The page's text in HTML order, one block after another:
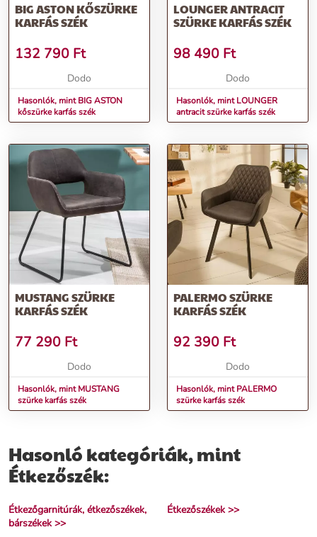
BIG ASTON KŐSZÜRKE
KARFÁS SZÉK
132 790 Ft
Dodo
Hasonlók, mint BIG ASTON
kőszürke karfás szék
LOUNGER ANTRACIT
SZÜRKE KARFÁS SZÉK
98 490 Ft
Dodo
Hasonlók, mint LOUNGER
antracit szürke karfás szék
MUSTANG SZÜRKE
KARFÁS SZÉK
77 290 Ft
Dodo
Hasonlók, mint MUSTANG
szürke karfás szék
PALERMO SZÜRKE
KARFÁS SZÉK
92 390 Ft
Dodo
Hasonlók, mint PALERMO
szürke karfás szék
Hasonló kategóriák, mint
Étkezőszék:
Étkezőgarnitúrák, étkezőszékek,
bárszékek >>
Étkezőszékek >>